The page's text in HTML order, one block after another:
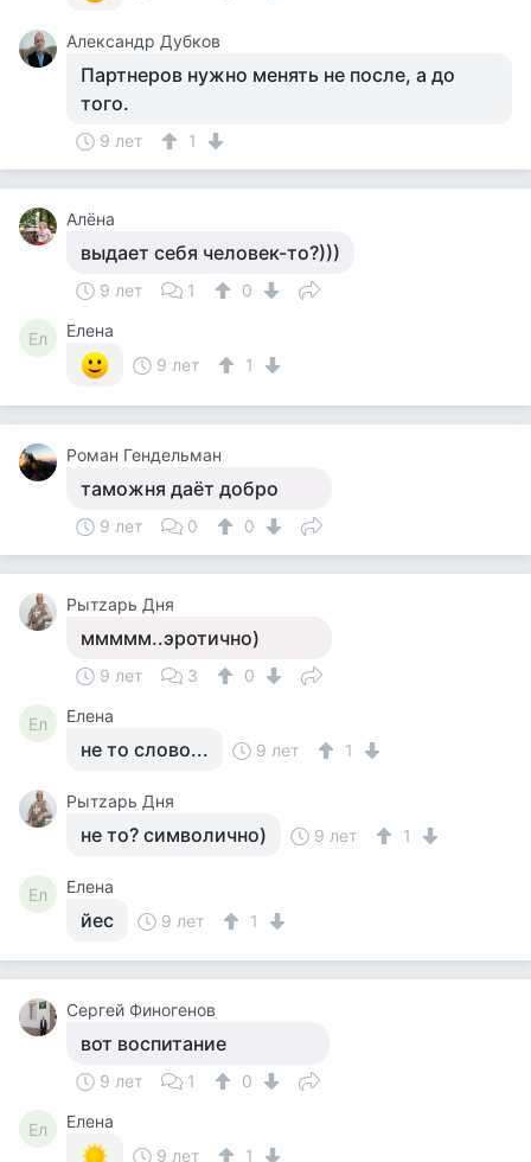
Александр Дубков
Партнеров нужно менять не после, а до
того.
9 лет 1
Алёна
выдает себя человек-то?)))
9 лет 1 0
Ел
Елена
9 лет
1
Роман Гендельман
таможня даёт добро
9 лет 0 0
Рытzарь Дня
ммммм..эротично)
9 лет 3 0
Ел Елена
не то слово... 9 лет 1
Рытzарь Дня
не то? символично) 9 лет 1
Ел Елена
йес 9 лет 1
Сергей Финогенов
вот воспитание
9 лет 1 0
Ел
Елена
9 лет
1